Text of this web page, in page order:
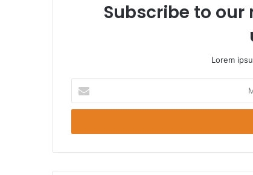
Subscribe to
Lorem
Email
Anda